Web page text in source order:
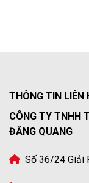
THÔNG TIN LIÊN
CÔNG TY TNHH
ĐĂNG QUANG
Số 36/24 Giải